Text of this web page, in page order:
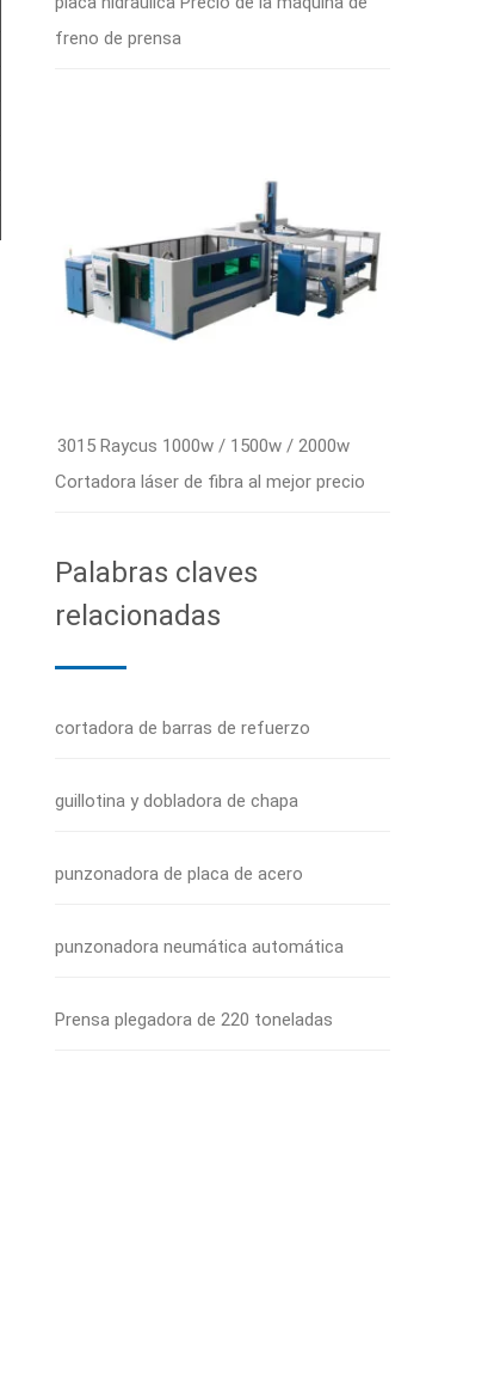
freno de prensa
3015 Raycus 1000w / 1500w / 2000w
Cortadora láser de fibra al mejor precio
Palabras claves
relacionadas
cortadora de barras de refuerzo
guillotina y dobladora de chapa
punzonadora de placa de acero
punzonadora neumática automática
Prensa plegadora de 220 toneladas